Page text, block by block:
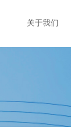
关于我们